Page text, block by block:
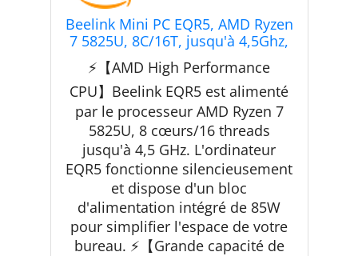
Beelink Mini PC EQR5, AMD Ryzen
7 5825U, 8C/16T, jusqu'à 4,5Ghz,
Mini Ordinateur 32G DDR4 RAM
500GB PCIe3.0 SSD, 4K Dual
Display, Dual HDMI/Dual Gigabit
Ethernet/WiFi6/BT5.2
⚡【AMD High Performance
CPU】Beelink EQR5 est alimenté
par le processeur AMD Ryzen 7
5825U, 8 cœurs/16 threads
jusqu'à 4,5 GHz. L'ordinateur
EQR5 fonctionne silencieusement
et dispose d'un bloc
d'alimentation intégré de 85W
pour simplifier l'espace de votre
bureau. ⚡【Grande capacité de